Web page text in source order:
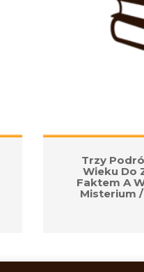
Trzy
Wieku Do
Faktem A
Misterium